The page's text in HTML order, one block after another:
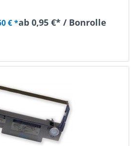
ab 0,95 €* / Bonrolle
€ *